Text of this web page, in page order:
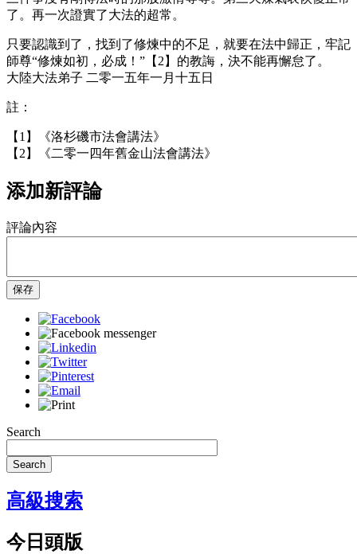
了。再一次證實了大法的超常。
只要認識到了，找到了修煉中的不足，就要在法中歸正，牢記
師尊“修煉如初，必成！”【2】的教誨，決不能再懈怠了。
大陸大法弟子 二零一五年一月十五日
註：
【1】《洛杉磯市法會講法》
【2】《二零一四年舊金山法會講法》
添加新評論
評論內容
保存
Search
Search
高級搜索
今日頭版